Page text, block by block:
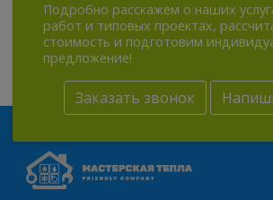
Подробно расскажем о наших
работ и типовых проектах,
стоимость и подготовим
предложение!
Заказать звонок